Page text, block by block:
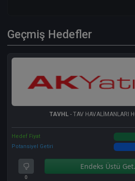
Geçmiş Hedefler
TAVHL - TAV HAVALİMANLARI
Hedef Fiyat
Potansiyel Getiri
0
Endeks Üstü Get.